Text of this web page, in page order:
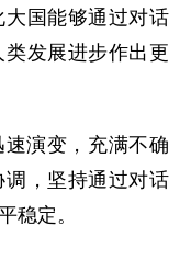
大国能够通过对话
发展进步作出更
演变，充满不确
，坚持通过对话
稳定。